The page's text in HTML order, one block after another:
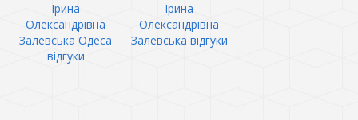
Ірина
Олександрівна
Залевська Одеса
відгуки
Ірина
Олександрівна
Залевська відгуки